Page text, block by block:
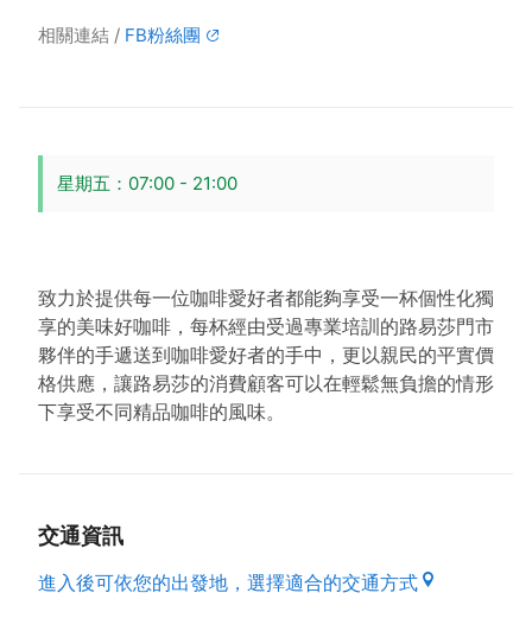
相關連結 FB粉絲團
星期五：07:00 - 21:00
致力於提供每一位咖啡愛好者都能夠享受一杯個性化獨
享的美味好咖啡，每杯經由受過專業培訓的路易莎門市
夥伴的手遞送到咖啡愛好者的手中，更以親民的平實價
格供應，讓路易莎的消費顧客可以在輕鬆無負擔的情形
下享受不同精品咖啡的風味。
交通資訊
進入後可依您的出發地，選擇適合的交通方式